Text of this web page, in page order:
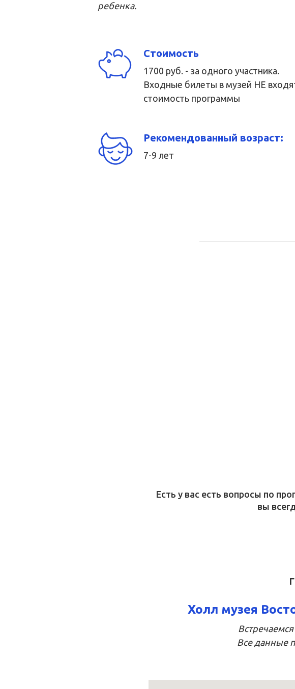
ребенка.
Стоимость
1700 руб. - за одного участника.
Входные билеты в музей НЕ
стоимость программы
Рекомендованный возраст:
7-9 лет
Есть у вас есть вопросы по
вы
Холл музея
Все данные